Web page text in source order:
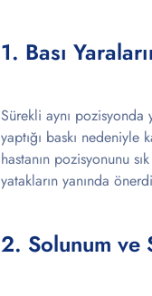
1. Bası
Sürekli aynı pozisyonda
yaptığı baskı nedeniyle
hastanın pozisyonunu
yatakların yanında
2. Solunum ve